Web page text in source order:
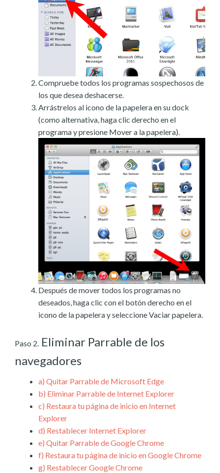
Compruebe todos los programas sospechosos de
los que desea deshacerse.
Arrástrelos al icono de la papelera en su dock
(como alternativa, haga clic derecho en el
programa y presione Mover a la papelera).
Después de mover todos los programas no
deseados, haga clic con el botón derecho en el
icono de la papelera y seleccione Vaciar papelera.
Paso 2. Eliminar Parrable de los
navegadores
a) Quitar Parrable de Microsoft Edge
b) Eliminar Parrable de Internet Explorer
c) Restaura tu página de inicio en Internet
Explorer
d) Restablecer Internet Explorer
e) Quitar Parrable de Google Chrome
f) Restaura tu página de inicio en Google Chrome
g) Restablecer Google Chrome